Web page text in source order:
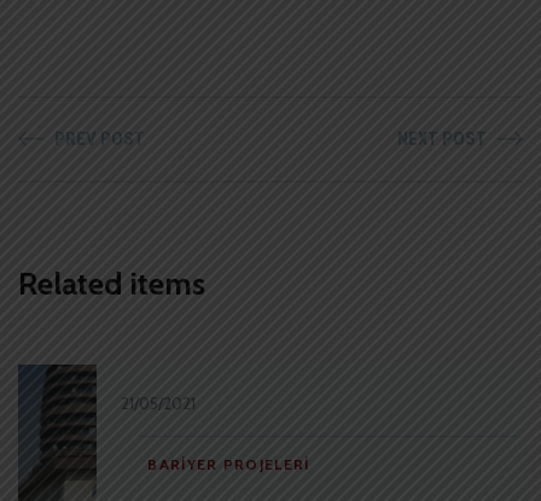
PREV POST NEXT POST
Related items
21/05/2021
BARIYER PROJELERI